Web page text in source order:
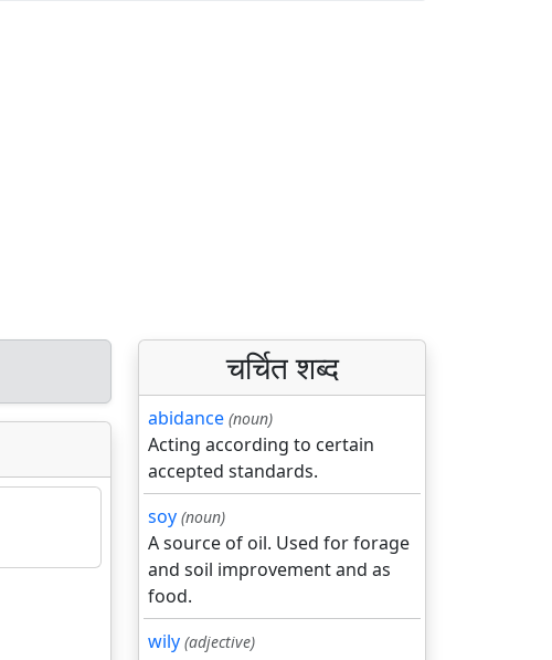
चर्चित शब्द
abidance (noun)
Acting according to certain
accepted standards.
soy (noun)
A source of oil. Used for forage
and soil improvement and as
food.
wily (adjective)